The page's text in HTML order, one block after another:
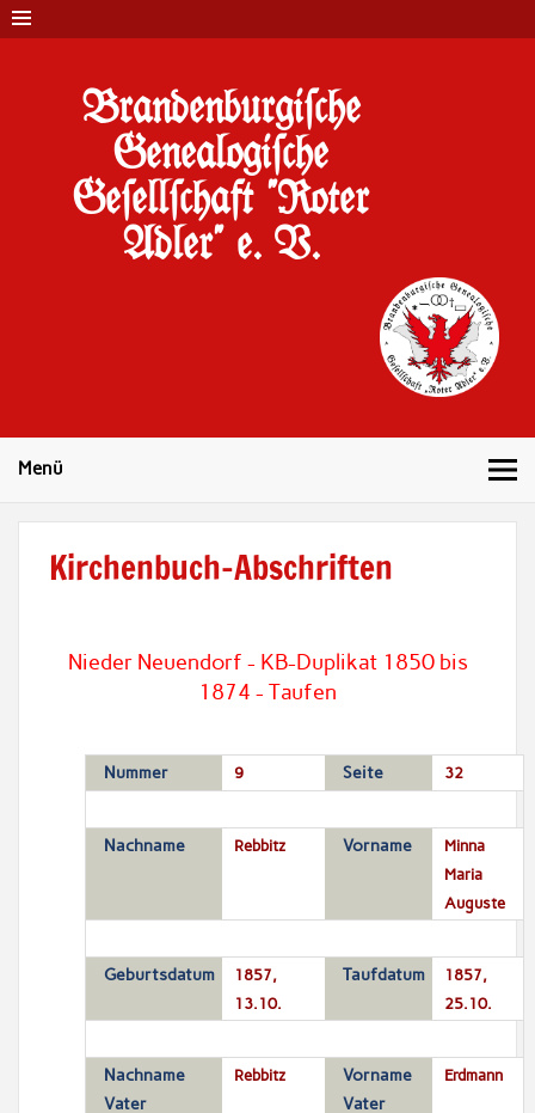
Brandenburgi#che
Genealogi#che
Ge#ell#chaft "Roter
Adler" e. V.
Menü
Kirchenbuch-Abschriften
Nieder Neuendorf - KB-Duplikat 1850 bis
1874 - Taufen
Nummer 9 Seite 32
Nachname Rebbitz Vorname
Minna
Maria
Auguste
Geburtsdatum
1857,
13.10.
Taufdatum
1857,
25.10.
Nachname
Vater
Rebbitz
Vorname
Vater
Erdmann